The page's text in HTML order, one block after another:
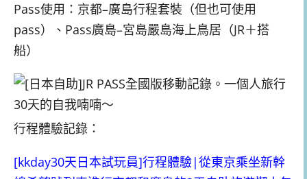
Pass使用：京都–廣島行程套裝 （但也可使用
pass）、Pass廣島–宮島嚴島海上鳥居（JR＋搭
船）
行程體驗記錄：
[kkday30天日本試玩員]行程體驗|從東京乘坐新幹